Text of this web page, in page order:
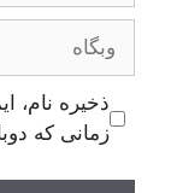
وبگاه
ذخیره نام،
زمانی که